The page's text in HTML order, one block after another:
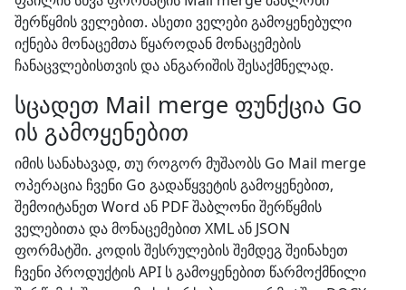
შერწყმის ველებით. ასეთი ველები გამოყენებული
იქნება მონაცემთა წყაროდან მონაცემების
ჩანაცვლებისთვის და ანგარიშის შესაქმნელად.
სცადეთ Mail merge ფუნქცია Go
ის გამოყენებით
იმის სანახავად, თუ როგორ მუშაობს Go Mail merge
ოპერაცია ჩვენი Go გადაწყვეტის გამოყენებით,
შემოიტანეთ Word ან PDF შაბლონი შერწყმის
ველებითა და მონაცემებით XML ან JSON
ფორმატში. კოდის შესრულების შემდეგ შეინახეთ
ჩვენი პროდუქტის API ს გამოყენებით წარმოქმნილი